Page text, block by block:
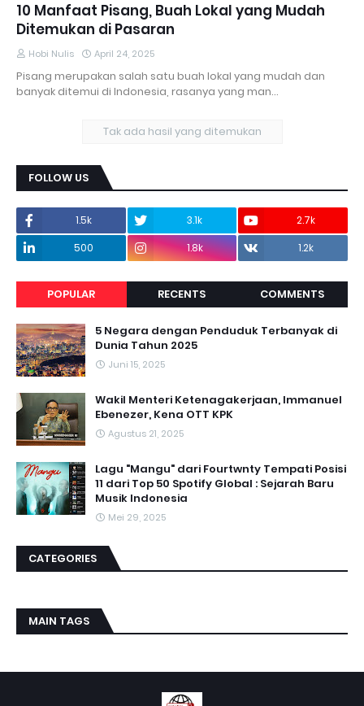
10 Manfaat Pisang, Buah Lokal yang Mudah
Ditemukan di Pasaran
Hobi Nulis April 24, 2025
Pisang merupakan salah satu buah lokal yang mudah dan
banyak ditemui di Indonesia, rasanya yang man…
Tak ada hasil yang ditemukan
FOLLOW US
1.5k 3.1k
2.7k
500
1.8k 1.2k
POPULAR RECENTS COMMENTS
5 Negara dengan Penduduk Terbanyak di
Dunia Tahun 2025
Juni 15, 2025
Wakil Menteri Ketenagakerjaan, Immanuel
Ebenezer, Kena OTT KPK
Agustus 21, 2025
Lagu "Mangu" dari Fourtwnty Tempati Posisi
11 dari Top 50 Spotify Global : Sejarah Baru
Musik Indonesia
Mei 29, 2025
CATEGORIES
MAIN TAGS